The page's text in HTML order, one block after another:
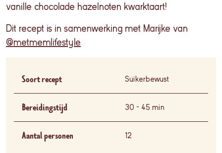
vanille chocolade hazelnoten kwarktaart!
Dit recept is in samenwerking met Marijke van
@metmemlifestyle
Soort recept Suikerbewust
Bereidingstijd 30 - 45 min
Aantal personen 12